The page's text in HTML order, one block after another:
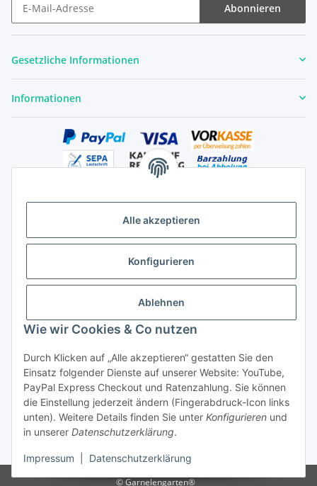
Alle akzeptieren
Konfigurieren
Ablehnen
Wie wir Cookies & Co nutzen
Durch Klicken auf „Alle akzeptieren“ gestatten Sie den
Einsatz folgender Dienste auf unserer Website: YouTube,
PayPal Express Checkout und Ratenzahlung. Sie können
die Einstellung jederzeit ändern (Fingerabdruck-Icon links
unten). Weitere Details finden Sie unter Konfigurieren und
in unserer Datenschutzerklärung.
Impressum Datenschutzerklärung
Abonnieren
Gesetzliche Informationen
Informationen
Vertrag widerrufen
© Garnelengarten®